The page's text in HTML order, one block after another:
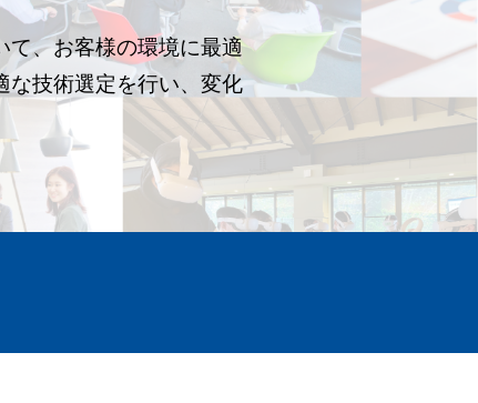
て、お客様の環境に最適
な技術選定を行い、変化